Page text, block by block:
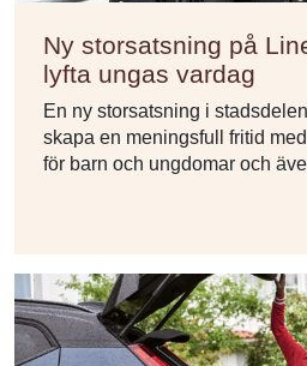
Ny storsatsning på
lyfta ungas vardag
En ny storsatsning i
skapa en meningsfull fritid
för barn och ungdomar och